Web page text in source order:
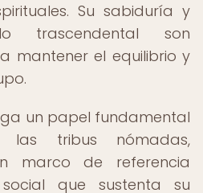
Su sabiduría y
trascendental son
mantener el equilibrio y
un papel fundamental
tribus nómadas,
marco de referencia
que sustenta su